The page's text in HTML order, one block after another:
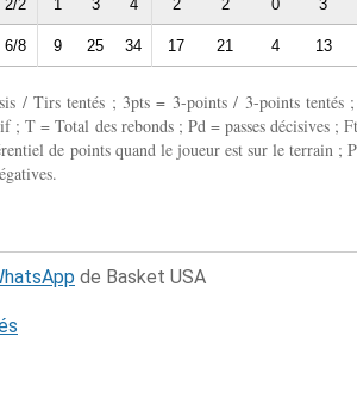
2/2 1 3 4 2 2 0 3
6/8 9 25 34 17 21 4 13
/ Tirs tentés ; 3pts = 3-points / 3-points tentés
T = Total des rebonds ; Pd = passes décisives ;
de points quand le joueur est sur le terrain ;
de Basket USA